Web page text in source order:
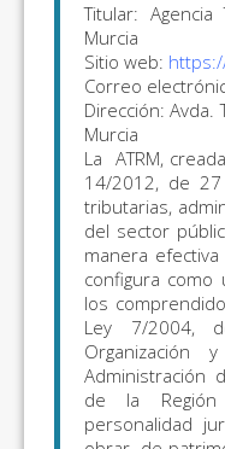
Titular:
Murcia
Sitio web:
Correo
Dirección: Avda.
Murcia
La ATRM,
14/2012, de
tributarias,
del sector
manera
configura como
los
Ley 7/2004,
Organización
Administración
de la
personalidad